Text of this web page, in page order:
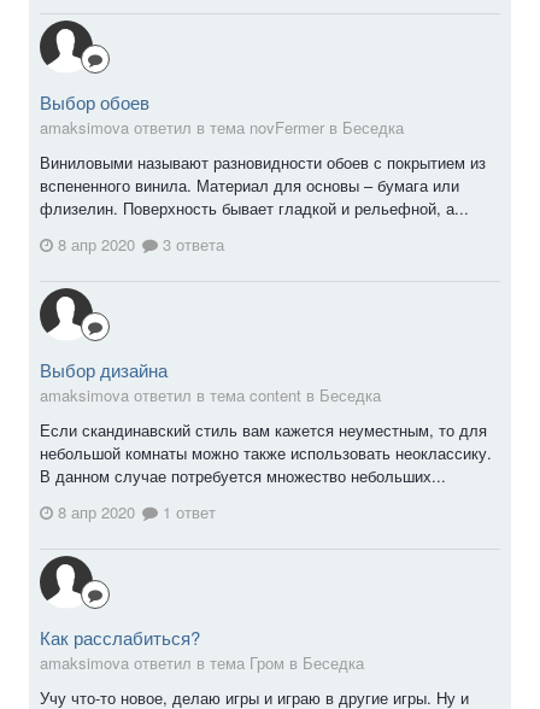
Выбор обоев
amaksimova ответил в тема novFermer в Беседка
Виниловыми называют разновидности обоев с покрытием из
вспененного винила. Материал для основы – бумага или
флизелин. Поверхность бывает гладкой и рельефной, а...
8 апр 2020
3 ответа
Выбор дизайна
amaksimova ответил в тема content в Беседка
Если скандинавский стиль вам кажется неуместным, то для
небольшой комнаты можно также использовать неоклассику.
В данном случае потребуется множество небольших...
8 апр 2020
1 ответ
Как расслабиться?
amaksimova ответил в тема Гром в Беседка
Учу что-то новое, делаю игры и играю в другие игры. Ну и